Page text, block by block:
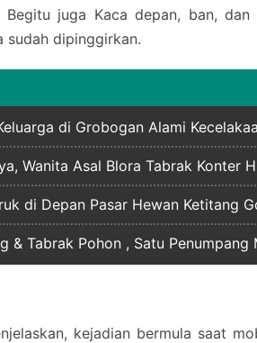
juga Kaca depan, ban,
sudah dipinggirkan.
di Grobogan Alami
Wanita Asal Blora Tabrak Konter
di Depan Pasar Hewan Ketitang
& Tabrak Pohon , Satu Penumpang
kejadian bermula saat